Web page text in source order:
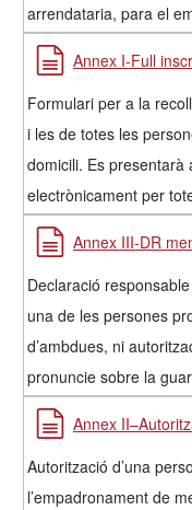
arrendataria, para el
Annex I-Full
Formulari per a la
i les de totes les
domicili. Es
electrònicament per
Annex III-DR
Declaració
una de les persones
d’ambdues, ni
pronuncie sobre la
Annex
Autorització d’una
l’empadronament de